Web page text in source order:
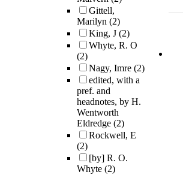
Gittell,
Marilyn (2)
King, J (2)
Whyte, R. O
(2)
Nagy, Imre (2)
edited, with a
pref. and
headnotes, by H.
Wentworth
Eldredge (2)
Rockwell, E
(2)
[by] R. O.
Whyte (2)